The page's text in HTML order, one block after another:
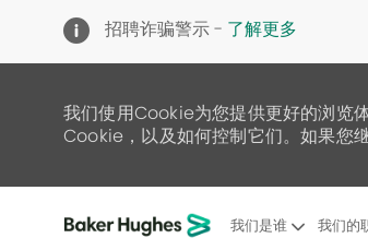
招聘诈骗警示 - 了解更多
我们使用Cookie为您提供更好的浏览
Cookie，以及如何控制它们。如果您
我们是谁 我们的